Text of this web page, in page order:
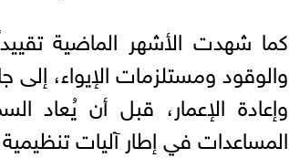
كما شهدت الأشهر الماضية
والوقود ومستلزمات الإيواء،
وإعادة الإعمار، قبل أن
المساعدات في إطار آليات